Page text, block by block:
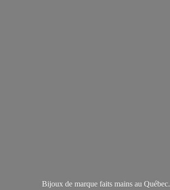
Bijoux de marque faits mains au Québec.